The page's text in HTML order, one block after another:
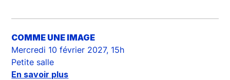
COMME UNE IMAGE
Mercredi 10 février 2027, 15h
Petite salle
En savoir plus